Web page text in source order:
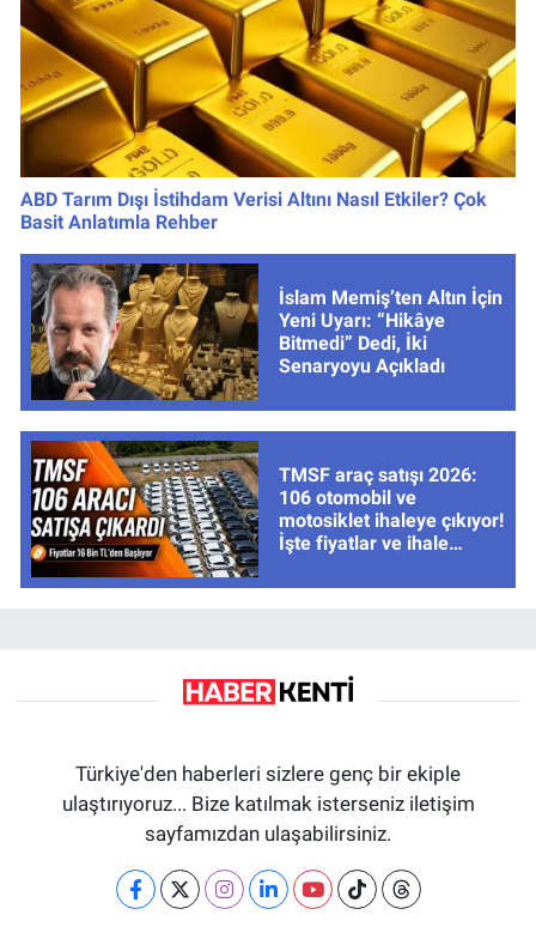
ABD Tarım Dışı İstihdam Verisi Altını Nasıl Etkiler? Çok
Basit Anlatımla Rehber
İslam Memiş’ten Altın İçin
Yeni Uyarı: “Hikâye
Bitmedi” Dedi, İki
Senaryoyu Açıkladı
TMSF araç satışı 2026:
106 otomobil ve
motosiklet ihaleye çıkıyor!
İşte fiyatlar ve ihale
Türkiye'den haberleri sizlere genç bir ekiple
ulaştırıyoruz... Bize katılmak isterseniz iletişim
sayfamızdan ulaşabilirsiniz.